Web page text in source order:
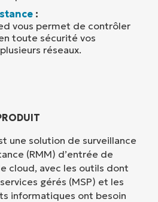
:
vous permet de contrôler
toute sécurité vos
réseaux.
une solution de surveillance
(RMM) d’entrée de
cloud, avec les outils dont
gérés (MSP) et les
informatiques ont besoin